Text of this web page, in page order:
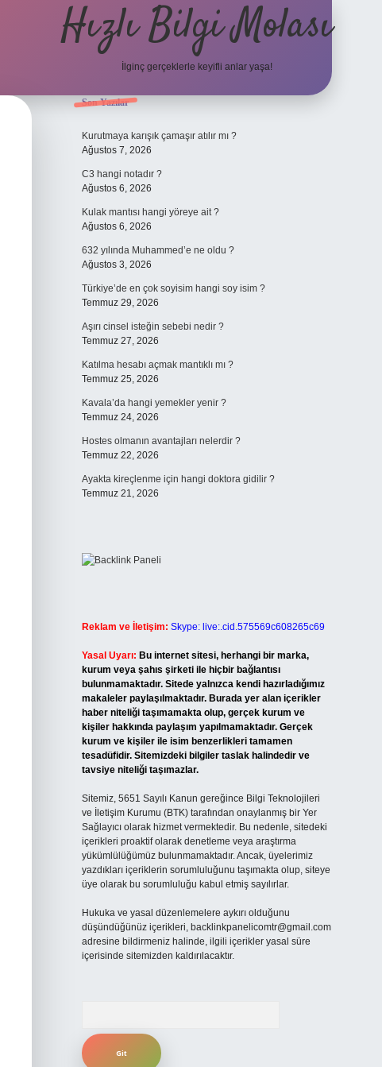
Hızlı Bilgi Molası
İlginç gerçeklerle keyifli anlar yaşa!
Sidebar
Son Yazılar
Kurutmaya karışık çamaşır atılır mı ?
Ağustos 7, 2026
C3 hangi notadır ?
Ağustos 6, 2026
Kulak mantısı hangi yöreye ait ?
Ağustos 6, 2026
632 yılında Muhammed’e ne oldu ?
Ağustos 3, 2026
Türkiye’de en çok soyisim hangi soy isim ?
Temmuz 29, 2026
Aşırı cinsel isteğin sebebi nedir ?
Temmuz 27, 2026
Katılma hesabı açmak mantıklı mı ?
Temmuz 25, 2026
Kavala’da hangi yemekler yenir ?
Temmuz 24, 2026
Hostes olmanın avantajları nelerdir ?
Temmuz 22, 2026
Ayakta kireçlenme için hangi doktora gidilir ?
Temmuz 21, 2026
Reklam ve İletişim: Skype: live:.cid.575569c608265c69
Yasal Uyarı: Bu internet sitesi, herhangi bir marka,
kurum veya şahıs şirketi ile hiçbir bağlantısı
bulunmamaktadır. Sitede yalnızca kendi hazırladığımız
makaleler paylaşılmaktadır. Burada yer alan içerikler
haber niteliği taşımamakta olup, gerçek kurum ve
kişiler hakkında paylaşım yapılmamaktadır. Gerçek
kurum ve kişiler ile isim benzerlikleri tamamen
tesadüfidir. Sitemizdeki bilgiler taslak halindedir ve
tavsiye niteliği taşımazlar.
Sitemiz, 5651 Sayılı Kanun gereğince Bilgi Teknolojileri
ve İletişim Kurumu (BTK) tarafından onaylanmış bir Yer
Sağlayıcı olarak hizmet vermektedir. Bu nedenle, sitedeki
içerikleri proaktif olarak denetleme veya araştırma
yükümlülüğümüz bulunmamaktadır. Ancak, üyelerimiz
yazdıkları içeriklerin sorumluluğunu taşımakta olup, siteye
üye olarak bu sorumluluğu kabul etmiş sayılırlar.
Hukuka ve yasal düzenlemelere aykırı olduğunu
düşündüğünüz içerikleri, backlinkpanelicomtr@gmail.com
adresine bildirmeniz halinde, ilgili içerikler yasal süre
içerisinde sitemizden kaldırılacaktır.